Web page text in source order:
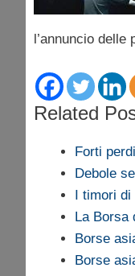
l’annuncio
Related
Forti
Debole
I timori
La
Borse
Borse